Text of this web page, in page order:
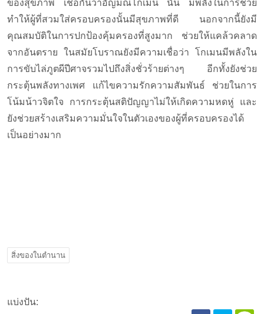
ของสุขภาพ เชื่อกันว่าอัญมณีโกเมน นั้น มีพลังในการช่วย
ทำให้ผู้ที่สวมใส่ครอบครองนั้นมีสุขภาพที่ดี นอกจากนี้ยังมี
คุณสมบัติในการปกป้องคุ้มครองที่สูงมาก ช่วยให้แคล้วคลาด
จากอันตราย ในสมัยโบราณยังมีความเชื่อว่า โกเมนมีพลังใน
การขับไล่ภูตผีปีศาจรวมไปถึงสิ่งชั่วร้ายต่างๆ อีกทั้งยังช่วย
กระตุ้นพลังทางเพศ แก้ไขความรักความสัมพันธ์ ช่วยในการ
โน้มน้าวจิตใจ การกระตุ้นสติปัญญาไม่ให้เกิดความหดหู่ และ
ยังช่วยสร้างเสริมความมั่นใจในตัวเองของผู้ที่ครอบครองได้
เป็นอย่างมาก
สิ่งของในตำนาน
แบ่งปัน: